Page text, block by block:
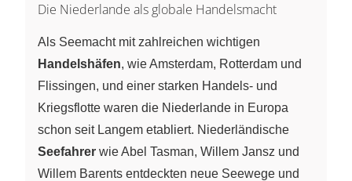
Die Niederlande als globale Handelsmacht
Als Seemacht mit zahlreichen wichtigen
Handelshäfen, wie Amsterdam, Rotterdam und
Flissingen, und einer starken Handels- und
Kriegsflotte waren die Niederlande in Europa
schon seit Langem etabliert. Niederländische
Seefahrer wie Abel Tasman, Willem Jansz und
Willem Barents entdeckten neue Seewege und